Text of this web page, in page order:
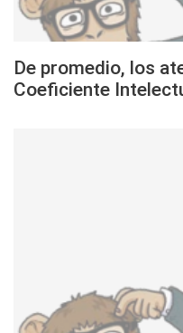
De promedio, los
Coeficiente